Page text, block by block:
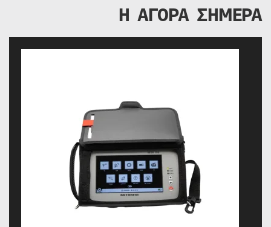
Η ΑΓΟΡΑ ΣΗΜΕΡΑ